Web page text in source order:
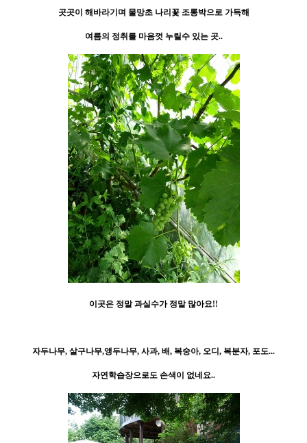
곳곳이 해바라기며 물망초 나리꽃 조롱박으로 가득해
여름의 정취를 마음껏 누릴수 있는 곳..
이곳은 정말 과실수가 정말 많아요!!
자두나무, 살구나무,앵두나무, 사과, 배, 복숭아, 오디, 복분자, 포도...
자연학습장으로도 손색이 없네요..